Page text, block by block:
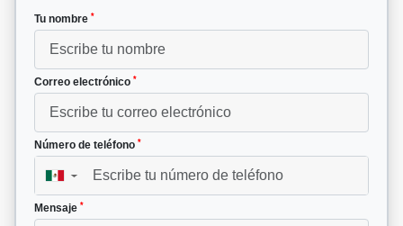
Tu nombre *
Correo electrónico *
Número de teléfono *
▼
Mensaje *